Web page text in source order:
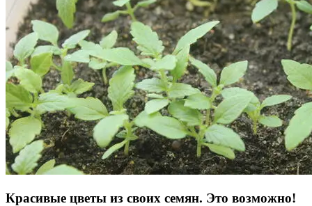
Красивые цветы из своих семян. Это возможно!